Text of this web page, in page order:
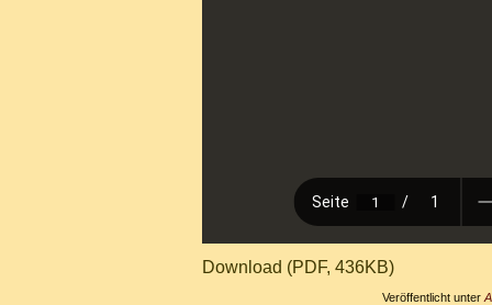
Download (PDF, 436KB)
Veröffentlicht unter